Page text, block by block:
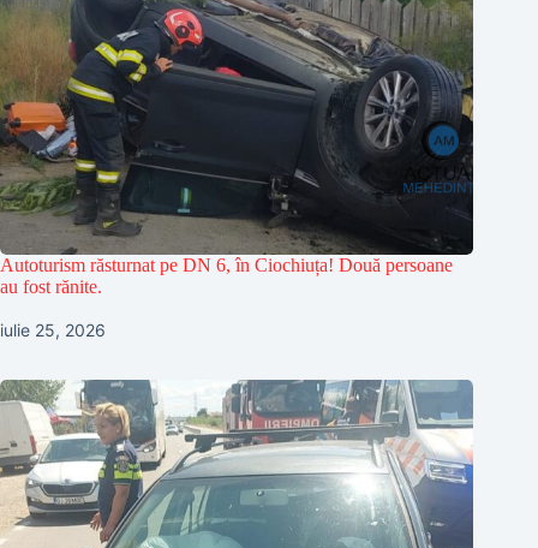
Autoturism răsturnat pe DN 6, în Ciochiuța! Două persoane
au fost rănite.
iulie 25, 2026